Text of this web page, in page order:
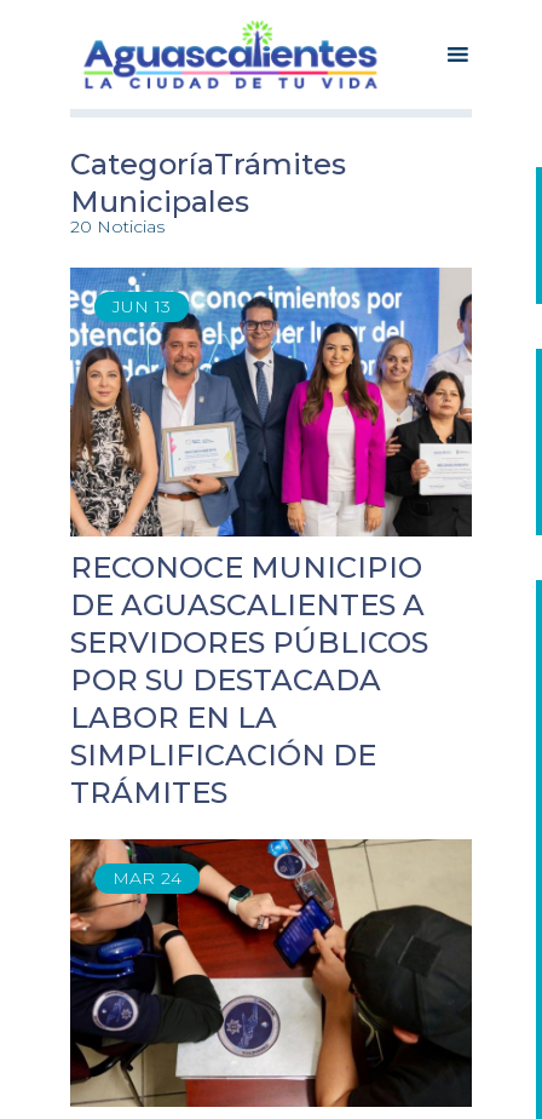
CategoríaTrámites
Municipales
20 Noticias
JUN 13
RECONOCE MUNICIPIO
DE AGUASCALIENTES A
SERVIDORES PÚBLICOS
POR SU DESTACADA
LABOR EN LA
SIMPLIFICACIÓN DE
TRÁMITES
MAR 24